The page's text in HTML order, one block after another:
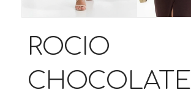
ROCIO
CHOCOLATE